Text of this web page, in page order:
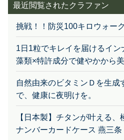
最近閲覧されたクラファン
挑戦！！防災100キロウォーク
1日1粒でキレイを届けるイ
藻類×特許成分で健やかから美
自然由来のビタミンＤを生成
で、健康に夜明けを。
【日本製】チタンが叶える
ナンバーカードケース 燕三条